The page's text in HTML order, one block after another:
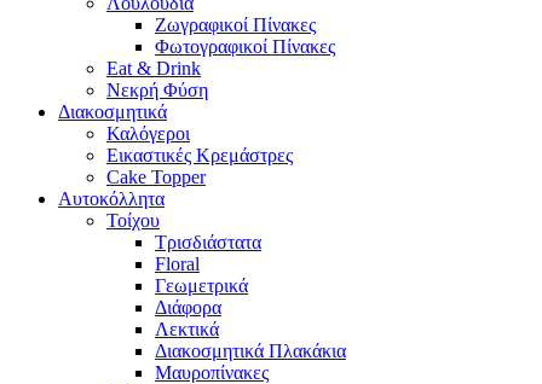
Ζωγραφικοί Πίνακες
Φωτογραφικοί Πίνακες
Eat & Drink
Νεκρή Φύση
Διακοσμητικά
Καλόγεροι
Εικαστικές Κρεμάστρες
Cake Topper
Αυτοκόλλητα
Τοίχου
Τρισδιάστατα
Floral
Γεωμετρικά
Διάφορα
Λεκτικά
Διακοσμητικά Πλακάκια
Μαυροπίνακες